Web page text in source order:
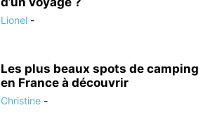
Lionel -
Les plus beaux spots de camping
en France à découvrir
Christine -